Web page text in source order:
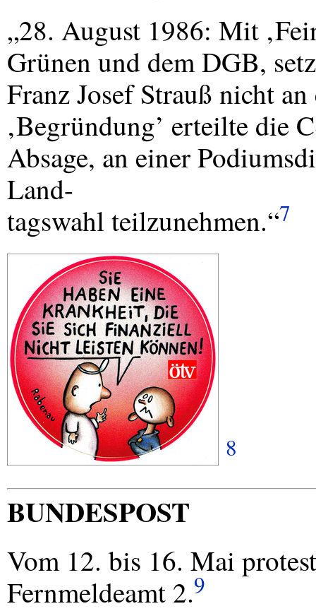
„28. August 1986: Mit
Grünen und demDGB,
Franz Josef Strauß nicht
‚Begründung’ erteilte die
Absage, an einer
Land-
tagswahl teilzunehmen.“7
8
BUNDESPOST
Vom 12. bis 16. Mai
Fernmeldeamt 2.9